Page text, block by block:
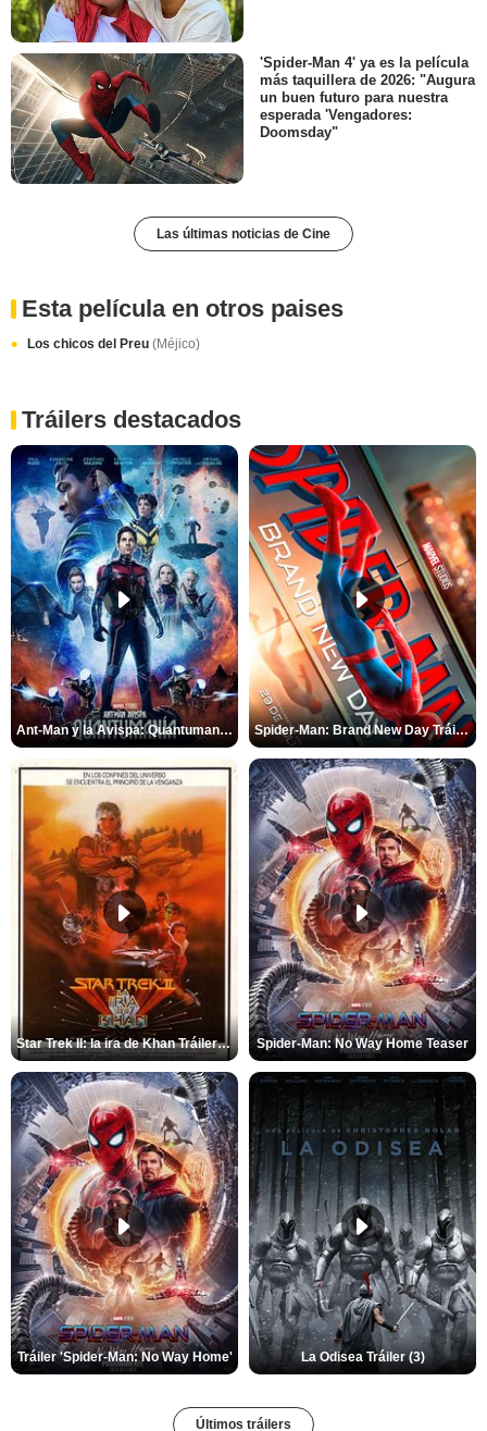
'Spider-Man 4' ya es la película
más taquillera de 2026: "Augura
un buen futuro para nuestra
esperada 'Vengadores:
Doomsday"
Las últimas noticias de Cine
Esta película en otros paises
Los chicos del Preu (Méjico)
Tráilers destacados
Ant-Man y la Avispa: Quantumanía Tráiler (2) Spider-Man: Brand New Day Tráiler (3)
Star Trek II: la ira de Khan Tráiler VO Spider-Man: No Way Home Teaser
Tráiler 'Spider-Man: No Way Home' La Odisea Tráiler (3)
Últimos tráilers